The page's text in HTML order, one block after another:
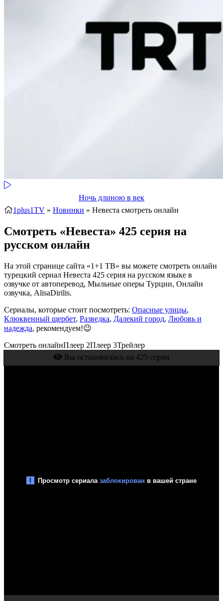
Ночь длиною в век
1plus1TV » Новинки » Невеста смотреть онлайн
Смотреть «Невеста» 425 серия на
русском онлайн
На этой странице сайта «1+1 ТВ» вы можете смотреть онлайн
турецкий сериал Невеста 425 серия на русском языке в
озвучке от автоперевод, Мыльные оперы Турции, Онлайн
озвучка, AlisaDirilis.
Сериалы, которые стоит посмотреть: Опасные улицы,
Клюквенный щербет, Разведка, Далекий город, Любовь и
надежда, рекомендуем!😉
Смотреть онлайнПлеер 2Плеер 3Трейлер
Вы остановились на 425 серии